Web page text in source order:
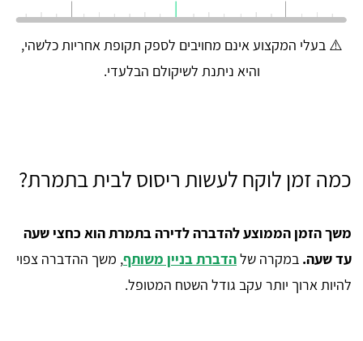
⚠️ בעלי המקצוע אינם מחויבים לספק תקופת אחריות כלשהי,
והיא ניתנת לשיקולם הבלעדי.
כמה זמן לוקח לעשות ריסוס לבית בתמרת?
משך הזמן הממוצע להדברה לדירה בתמרת הוא כחצי שעה
עד שעה. במקרה שלהדברת בניין משותף, משך ההדברה צפוי
להיות ארוך יותר עקב גודל השטח המטופל.